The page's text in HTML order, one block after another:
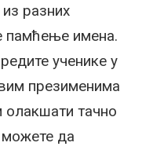
разних
памћење имена.
ученике у
презименима
тачно
можете да